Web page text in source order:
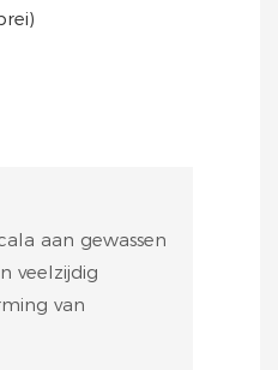
aan gewassen
veelzijdig
van